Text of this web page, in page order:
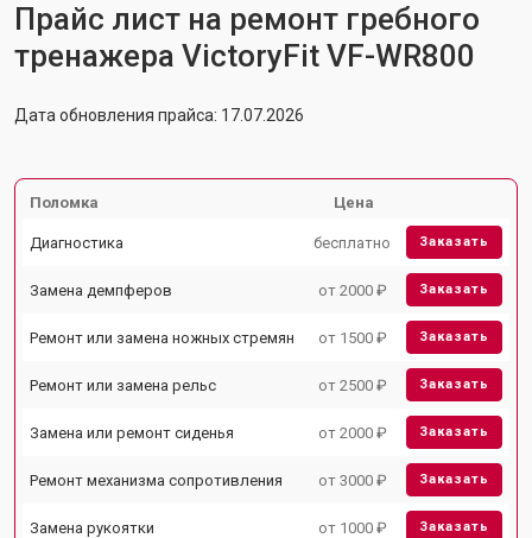
Прайс лист на ремонт гребного
тренажера VictoryFit VF-WR800
Дата обновления прайса: 17.07.2026
Поломка Цена
Диагностика бесплатно Заказать
Замена демпферов от 2000 ₽ Заказать
Ремонт или замена ножных стремян от 1500 ₽ Заказать
Ремонт или замена рельс от 2500 ₽ Заказать
Замена или ремонт сиденья от 2000 ₽ Заказать
Ремонт механизма сопротивления от 3000 ₽ Заказать
Замена рукоятки от 1000 ₽ Заказать